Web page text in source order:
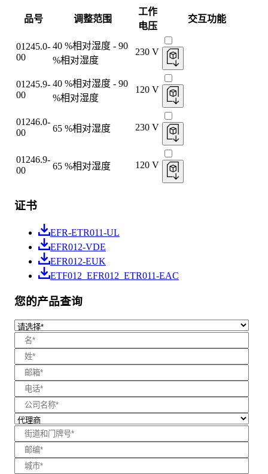
品号 调整范围
工作
电压
交互功能
01245.0-
00
40 %相对湿度 - 90
%相对湿度
230 V
01245.9-
00
40 %相对湿度 - 90
%相对湿度
120 V
01246.0-
00
65 %相对湿度 230 V
01246.9-
00
65 %相对湿度 120 V
证书
EFR-ETR011-UL
EFR012-VDE
EFR012-EUK
ETF012_EFR012_ETR011-EAC
您的产品查询